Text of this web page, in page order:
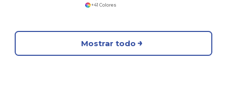
+41 Colores
Mostrar todo